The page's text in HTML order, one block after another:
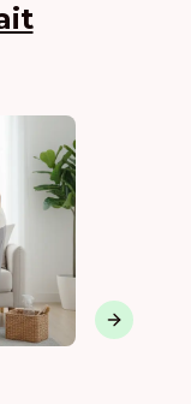
Next